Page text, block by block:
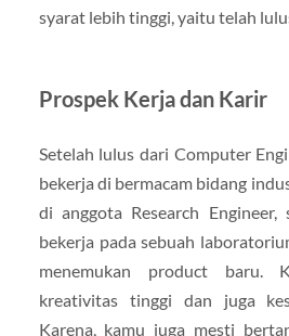
syarat lebih tinggi, yaitu telah
Prospek Kerja dan Karir
Setelah lulus dari Computer
bekerja di bermacam bidang
di anggota Research Engineer,
bekerja pada sebuah
menemukan product baru.
kreativitas tinggi dan juga
Karena, kamu juga mesti